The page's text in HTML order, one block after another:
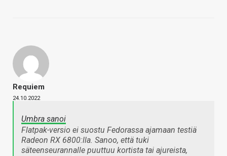
Requiem
24.10.2022
Umbra sanoi
Flatpak-versio ei suostu Fedorassa ajamaan testiä
Radeon RX 6800:lla. Sanoo, että tuki
säteenseurannalle puuttuu kortista tai ajureista,